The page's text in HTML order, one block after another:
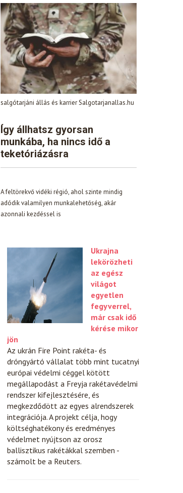
salgótarjáni állás és karrier Salgotarjanallas.hu
Így állhatsz gyorsan
munkába, ha nincs idő a
teketóriázásra
A feltörekvő vidéki régió, ahol szinte mindig
adódik valamilyen munkalehetőség, akár
azonnali kezdéssel is
Ukrajna
lekörözheti
az egész
világot
egyetlen
fegyverrel,
már csak idő
kérése mikor
jön
Az ukrán Fire Point rakéta- és
dróngyártó vállalat több mint tucatnyi
európai védelmi céggel kötött
megállapodást a Freyja rakétavédelmi
rendszer kifejlesztésére, és
megkezdődött az egyes alrendszerek
integrációja. A projekt célja, hogy
költséghatékony és eredményes
védelmet nyújtson az orosz
ballisztikus rakétákkal szemben -
számolt be a Reuters.